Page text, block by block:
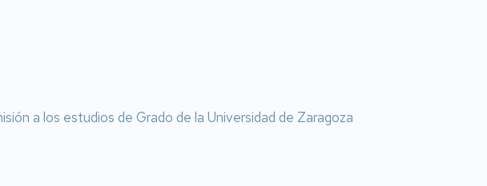
a los estudios de Grado de la Universidad de Zaragoza